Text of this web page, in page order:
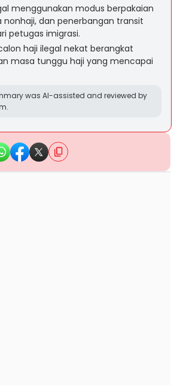
menggunakan modus berpakaian
nonhaji, dan penerbangan transit
petugas imigrasi.
haji ilegal nekat berangkat
masa tunggu haji yang mencapai
was AI-assisted and reviewed by